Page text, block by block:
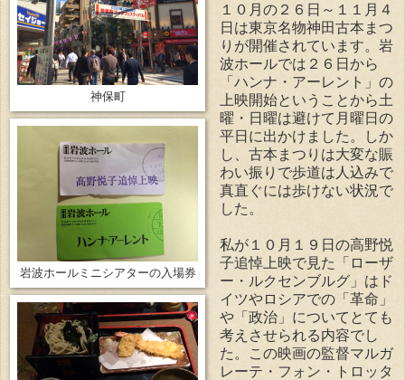
神保町
岩波ホールミニシアターの入場券
１０月の２６日～１１月４
日は東京名物神田古本まつ
りが開催されています。岩
波ホールでは２６日から
「ハンナ・アーレント」の
上映開始ということから土
曜・日曜は避けて月曜日の
平日に出かけました。しか
し、古本まつりは大変な賑
わい振りで歩道は人込みで
真直ぐには歩けない状況で
した。
私が１０月１９日の高野悦
子追悼上映で見た「ローザ
ー・ルクセンブルグ」はド
イツやロシアでの「革命」
や「政治」についてとても
考えさせられる内容でし
た。この映画の監督マルガ
レーテ・フォン・トロッタ